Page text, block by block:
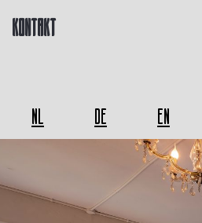
Kontakt
NL DE EN